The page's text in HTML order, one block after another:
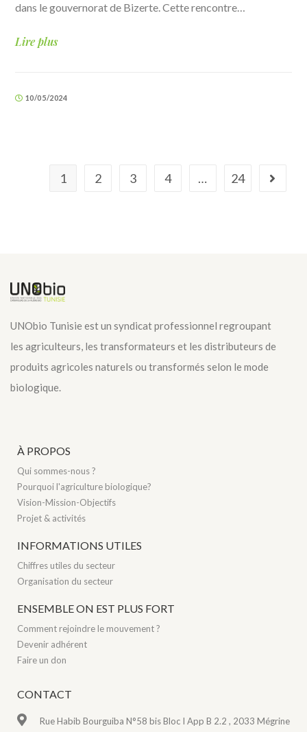
dans le gouvernorat de Bizerte. Cette rencontre…
Lire plus
10/05/2024
1 2 3 4 … 24
UNObio Tunisie est un syndicat professionnel regroupant
les agriculteurs, les transformateurs et les distributeurs de
produits agricoles naturels ou transformés selon le mode
biologique.
À PROPOS
Qui sommes-nous ?
Pourquoi l'agriculture biologique?
Vision-Mission-Objectifs
Projet & activités
INFORMATIONS UTILES
Chiffres utiles du secteur
Organisation du secteur
ENSEMBLE ON EST PLUS FORT
Comment rejoindre le mouvement ?
Devenir adhérent
Faire un don
CONTACT
Rue Habib Bourguiba N°58 bis Bloc I App B 2.2 , 2033 Mégrine